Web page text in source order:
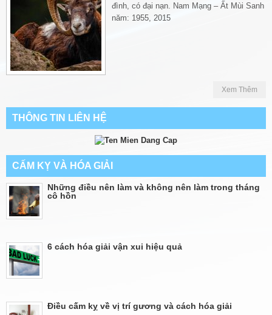
đình, có đại nạn. Nam Mạng – Ất Mùi Sanh
năm: 1955, 2015
Xem Thêm
THÔNG TIN LIÊN HỆ
CẤM KỴ VÀ HÓA GIẢI
Những điều nên làm và không nên làm trong tháng
cô hồn
6 cách hóa giải vận xui hiệu quả
Điều cấm kỵ về vị trí gương và cách hóa giải